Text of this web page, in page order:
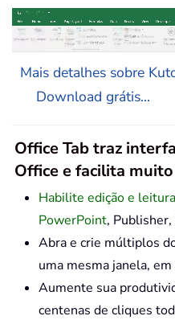
Mais detalhes sobre
Download grátis...
Office Tab traz
Office e facilita
Habilite edição e
PowerPoint,
Abra e crie múltiplos
uma mesma janela,
Aumente sua
centenas de cliques